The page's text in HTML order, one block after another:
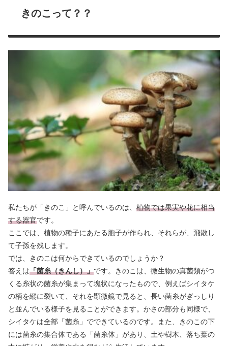
きのこって？？
私たちが「きのこ」と呼んでいるのは、 植物では果実や花に相当
する器官です。
ここでは、植物の種子にあたる胞子が作られ、それらが、飛散し
て子孫を残します。
では、きのこは何からできているのでしょうか？
答えは「菌糸（きんし）」です。きのこは、微生物の真菌類がつ
くる糸状の菌糸が集まって塊状になったもので、例えばシイタケ
の柄を縦に裂いて、それを顕微鏡で見ると、長い菌糸がぎっしり
と並んでいる様子を見ることができます。かさの部分も同様で、
シイタケは全部「菌糸」でできているのです。また、きのこの下
には菌糸の集合体である「菌糸体」があり、土や樹木、落ち葉の